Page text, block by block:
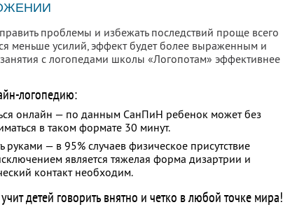
проблемы и избежать последствий проще всего
меньше усилий, эффект будет более выраженным и
с логопедами школы «Логопотам» эффективнее
логопедию:
онлайн — по данным СанПиН ребенок может без
в таком формате 30 минут.
руками — в 95% случаев физическое присутствие
является тяжелая форма дизартрии и
контакт необходим.
детей говорить внятно и четко в любой точке мира!